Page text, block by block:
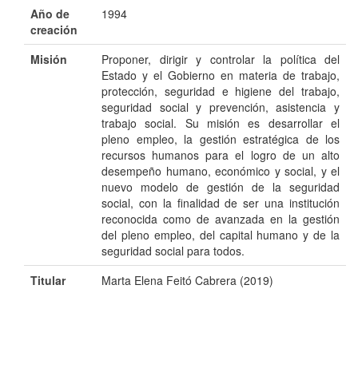
Año de
creación
1994
Misión
Proponer, dirigir y controlar la política del
Estado y el Gobierno en materia de trabajo,
protección, seguridad e higiene del trabajo,
seguridad social y prevención, asistencia y
trabajo social. Su misión es desarrollar el
pleno empleo, la gestión estratégica de los
recursos humanos para el logro de un alto
desempeño humano, económico y social, y el
nuevo modelo de gestión de la seguridad
social, con la finalidad de ser una institución
reconocida como de avanzada en la gestión
del pleno empleo, del capital humano y de la
seguridad social para todos.
Titular
Marta Elena Feitó Cabrera (2019)